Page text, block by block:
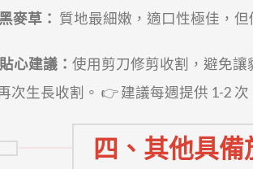
麥草： 質地最細嫩，適口性極佳，但
心建議： 使用剪刀修剪收割，避免
次生長收割。 👉 建議每週提供 1-2
四、其他具